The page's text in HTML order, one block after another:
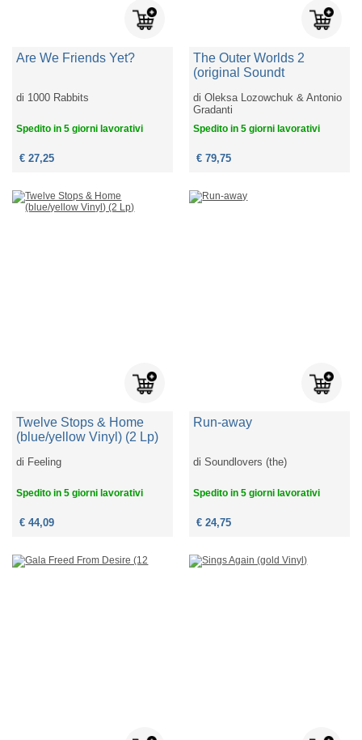
Are We Friends Yet?
di 1000 Rabbits
Spedito in 5 giorni lavorativi
€ 27,25
The Outer Worlds 2
(original Soundt
diOleksa Lozowchuk & Antonio
Gradanti
Spedito in 5 giorni lavorativi
€ 79,75
Twelve Stops & Home
(blue/yellow Vinyl) (2 Lp)
di Feeling
Spedito in 5 giorni lavorativi
€ 44,09
Run-away
diSoundlovers (the)
Spedito in 5 giorni lavorativi
€ 24,75